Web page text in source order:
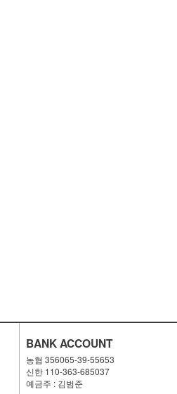
BANK ACCOUNT
농협 356065-39-55653
신한 110-363-685037
예금주 : 김범준